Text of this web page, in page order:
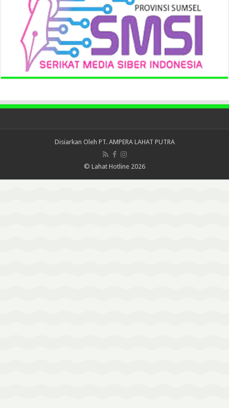
Disiarkan Oleh PT. AMPERA LAHAT PUTRA
© Lahat Hotline 2026